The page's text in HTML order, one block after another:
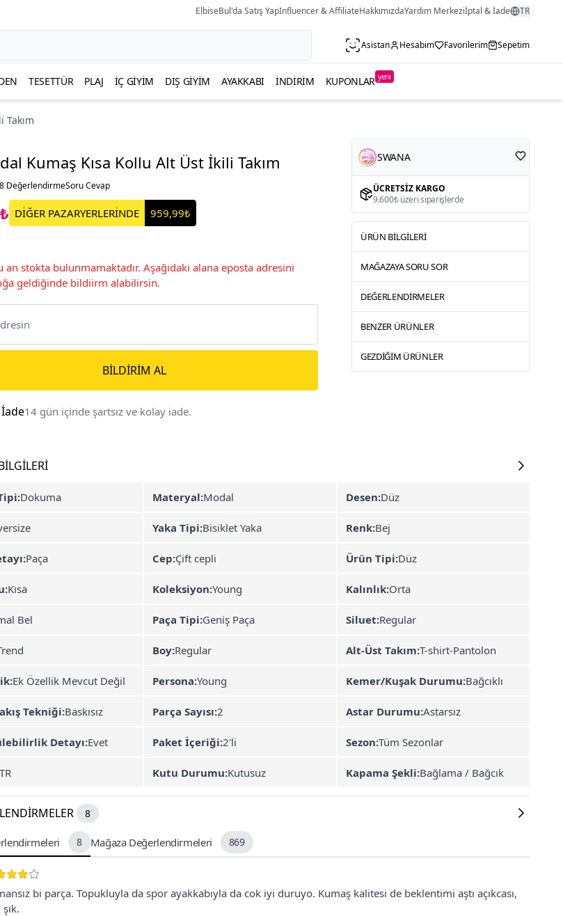
ElbiseBul'da Satış YapInfluencer & AffiliateHakkımızdaYardım Merkeziİptal & İade TR
Asistan Hesabım Favorilerim Sepetim
TESETTÜR PLAJ İÇ GIYIM DIŞ GIYIM AYAKKABI İNDIRIM KUPONLAR yeni
Takım
Kumaş Kısa Kollu Alt Üst İkili Takım
8 DeğerlendirmeSoru Cevap
DİĞER PAZARYERLERİNDE 959,99₺
an stokta bulunmamaktadır. Aşağıdaki alana eposta adresini
geldiğinde bildiirm alabilirsin.
BILDIRIM AL
14 gün içinde şartsız ve kolay iade.
SWANA
ÜCRETSIZ KARGO
9.600₺ üzeri siparişlerde
ÜRÜN BILGILERI
MAĞAZAYA SORU SOR
DEĞERLENDIRMELER
BENZER ÜRÜNLER
GEZDIĞIM ÜRÜNLER
Dokuma Materyal:Modal Desen:Düz
Yaka Tipi:Bisiklet Yaka Renk:Bej
Paça Cep:Çift cepli Ürün Tipi:Düz
Kısa Koleksiyon:Young Kalınlık:Orta
Bel Paça Tipi:Geniş Paça Siluet:Regular
Boy:Regular Alt-Üst Takım:T-shirt-Pantolon
Ek Özellik Mevcut Değil Persona:Young Kemer/Kuşak Durumu:Bağcıklı
Tekniği:Baskısız Parça Sayısı:2 Astar Durumu:Astarsız
Detayı:Evet Paket İçeriği:2'li Sezon:Tüm Sezonlar
TR Kutu Durumu:Kutusuz Kapama Şekli:Bağlama / Bağcık
8
8 Mağaza Değerlendirmeleri 869
bi parça. Topukluyla da spor ayakkabıyla da cok iyi duruyo. Kumaş kalitesi de beklentimi aştı açıkcası,